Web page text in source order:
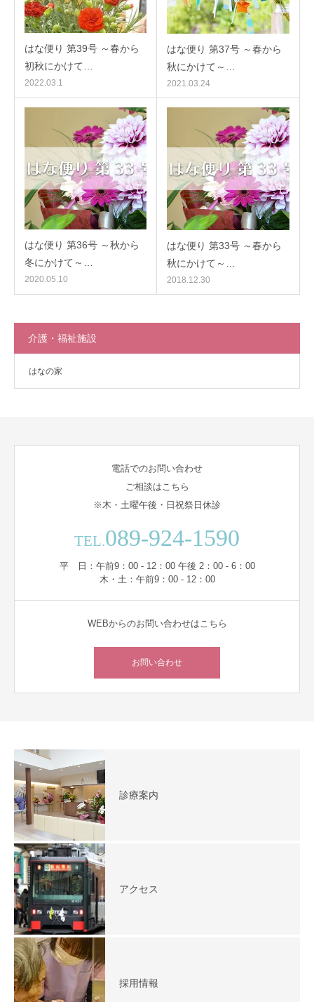
はな便り 第39号 ～春から
初秋にかけて…
2022.03.1
はな便り 第37号 ～春から
秋にかけて～…
2021.03.24
はな便り 第36号 ～秋から
冬にかけて～…
2020.05.10
はな便り 第33号 ～春から
秋にかけて～…
2018.12.30
介護・福祉施設
はなの家
電話でのお問い合わせ
ご相談はこちら
※木・土曜午後・日祝祭日休診
TEL.089-924-1590
平 日：午前9：00 - 12：00 午後 2：00 - 6：00
木・土：午前9：00 - 12：00
WEBからのお問い合わせはこちら
お問い合わせ
診療案内
アクセス
採用情報